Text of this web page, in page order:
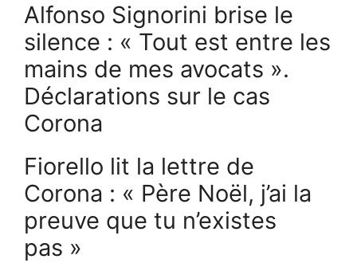
Alfonso Signorini brise le
silence : « Tout est entre les
mains de mes avocats ».
Déclarations sur le cas
Corona
Fiorello lit la lettre de
Corona : « Père Noël, j’ai la
preuve que tu n’existes
pas »